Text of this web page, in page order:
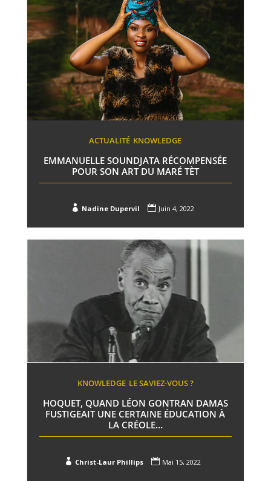
ACTUALITÉ KNOWLEDGE
EMMANUELLE SOUNDJATA RÉCOMPENSÉE
POUR SON ART DU MARÉ TÈT
 Nadine Dupervil  Juin 4, 2022
KNOWLEDGE LE SAVIEZ-VOUS ?
HOQUET, QUAND LÉON GONTRAN DAMAS
FUSTIGEAIT UNE CERTAINE ÉDUCATION À
LA CRÉOLE…
 Christ-Laur Phillips  Mai 15, 2022